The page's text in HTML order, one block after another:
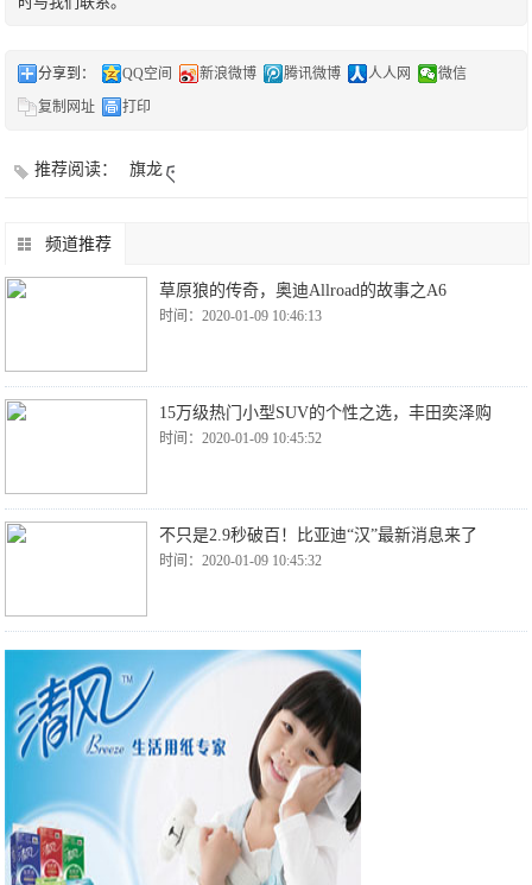
分享到： QQ空间 新浪微博 腾讯微博 人人网
微信
复制网址
打印
推荐阅读： 旗龙
频道推荐
草原狼的传奇，奥迪Allroad的故事之A6
时间：2020-01-09 10:46:13
15万级热门小型SUV的个性之选，丰田奕泽购
时间：2020-01-09 10:45:52
不只是2.9秒破百！比亚迪“汉”最新消息来了
时间：2020-01-09 10:45:32